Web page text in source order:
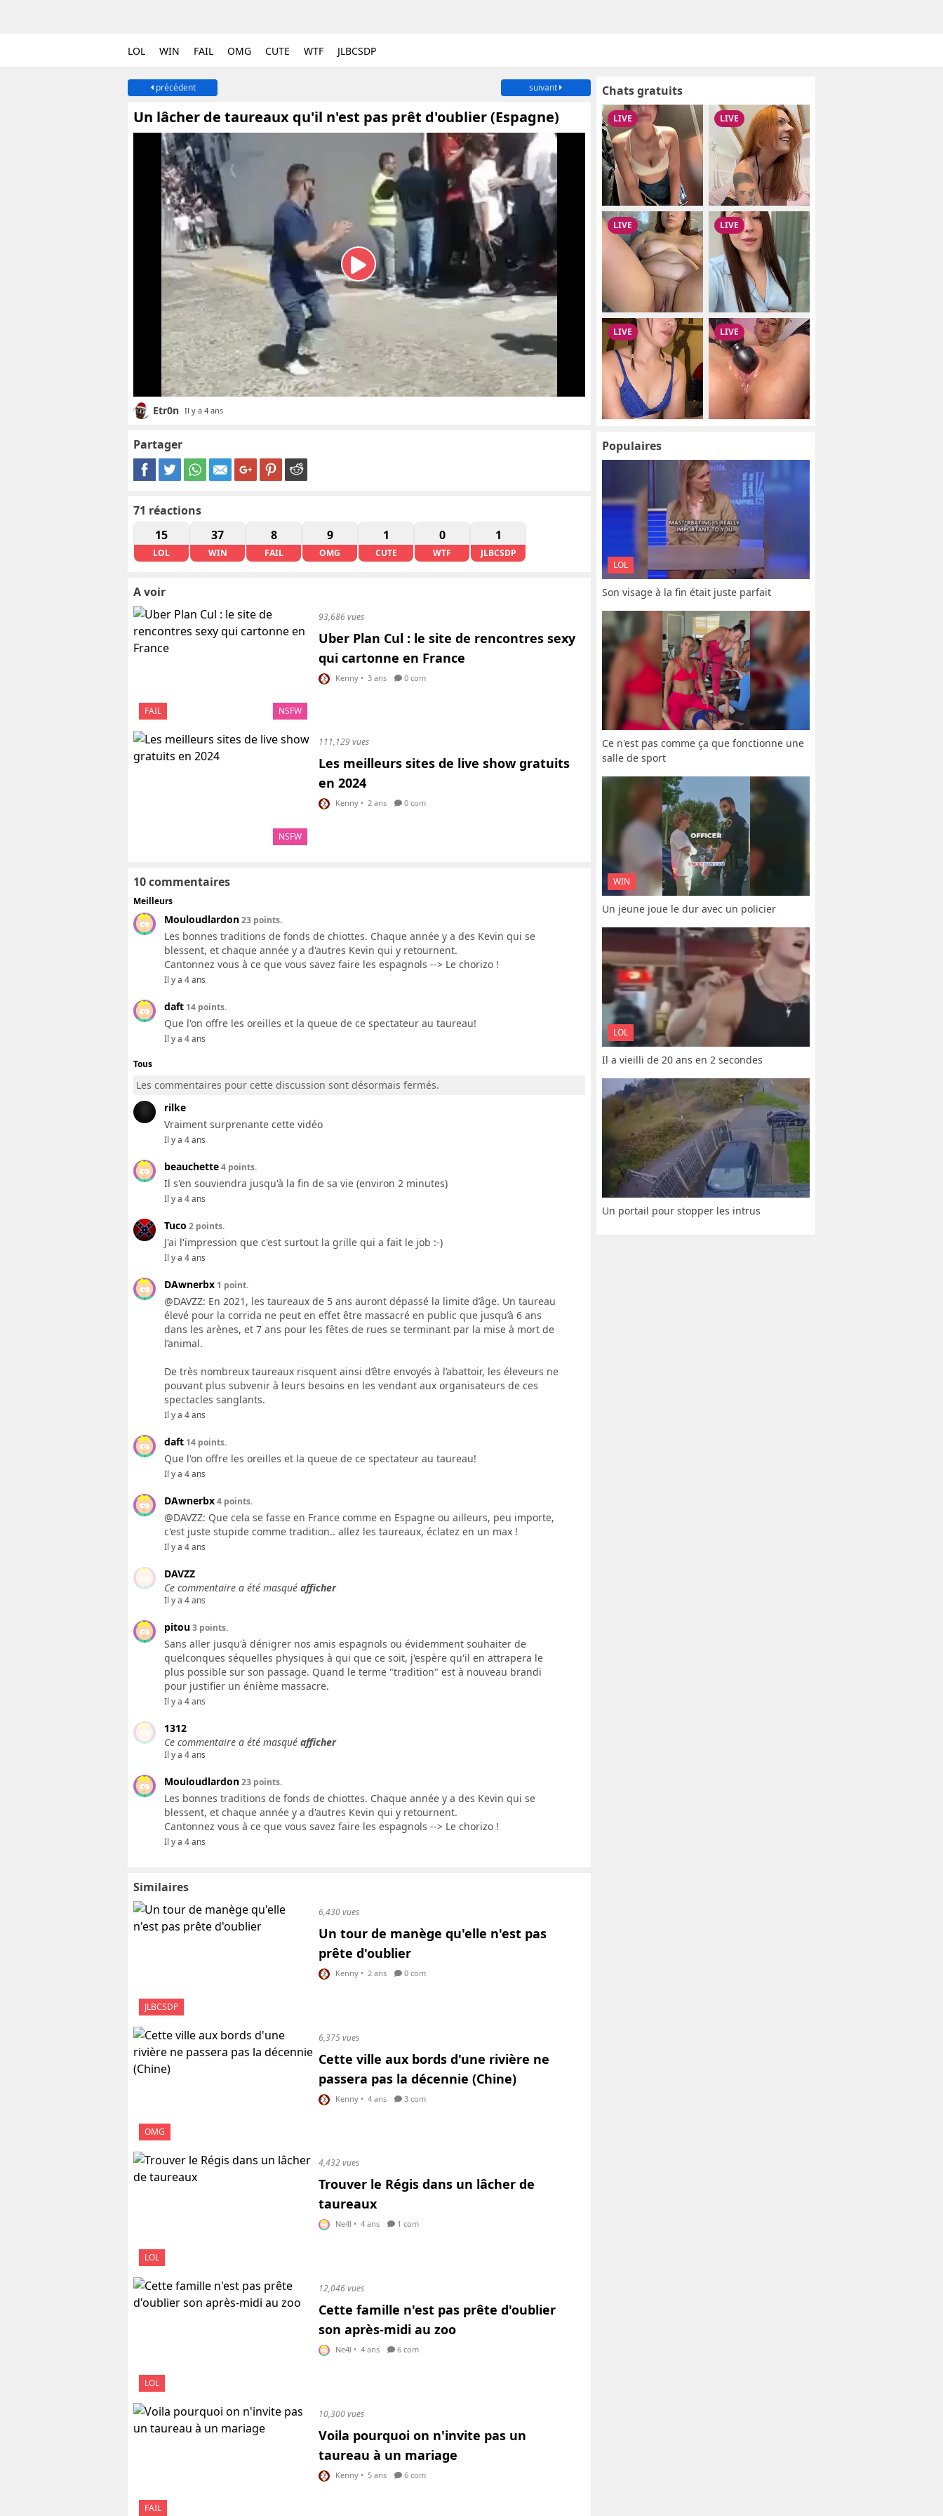
LOL WIN FAIL OMG CUTE WTF JLBCSDP
précédent suivant
Un lâcher de taureaux qu'il n'est pas prêt d'oublier (Espagne)
Etr0n Il y a 4 ans
Partager
71 réactions
15
LOL
37
WIN
8
FAIL
9
OMG
1
CUTE
0
WTF
1
JLBCSDP
A voir
FAIL NSFW
93,686 vues
Uber Plan Cul : le site de rencontres sexy
qui cartonne en France
Kenny • 3 ans 0 com
NSFW
111,129 vues
Les meilleurs sites de live show gratuits
en 2024
Kenny • 2 ans 0 com
10 commentaires
Meilleurs
Mouloudlardon23 points.
Les bonnes traditions de fonds de chiottes. Chaque année y a des Kevin qui se
blessent, et chaque année y a d'autres Kevin qui y retournent.
Cantonnez vous à ce que vous savez faire les espagnols --> Le chorizo !
Il y a 4 ans
daft 14 points.
Que l'on offre les oreilles et la queue de ce spectateur au taureau!
Il y a 4 ans
Tous
Les commentaires pour cette discussion sont désormais fermés.
rilke
Vraiment surprenante cette vidéo
Il y a 4 ans
beauchette4 points.
Il s'en souviendra jusqu'à la fin de sa vie (environ 2 minutes)
Il y a 4 ans
Tuco 2 points.
J'ai l'impression que c'est surtout la grille qui a fait le job :-)
Il y a 4 ans
DAwnerbx 1 point.
@DAVZZ: En 2021, les taureaux de 5 ans auront dépassé la limite d’âge. Un taureau
élevé pour la corrida ne peut en effet être massacré en public que jusqu’à 6 ans
dans les arènes, et 7 ans pour les fêtes de rues se terminant par la mise à mort de
l’animal.
De très nombreux taureaux risquent ainsi d’être envoyés à l’abattoir, les éleveurs ne
pouvant plus subvenir à leurs besoins en les vendant aux organisateurs de ces
spectacles sanglants.
Il y a 4 ans
daft 14 points.
Que l'on offre les oreilles et la queue de ce spectateur au taureau!
Il y a 4 ans
DAwnerbx4 points.
@DAVZZ: Que cela se fasse en France comme en Espagne ou ailleurs, peu importe,
c'est juste stupide comme tradition.. allez les taureaux, éclatez en un max !
Il y a 4 ans
DAVZZ
Ce commentaire a été masqué afficher
Il y a 4 ans
pitou3 points.
Sans aller jusqu'à dénigrer nos amis espagnols ou évidemment souhaiter de
quelconques séquelles physiques à qui que ce soit, j'espère qu'il en attrapera le
plus possible sur son passage. Quand le terme "tradition" est à nouveau brandi
pour justifier un énième massacre.
Il y a 4 ans
1312
Ce commentaire a été masqué afficher
Il y a 4 ans
Mouloudlardon23 points.
Les bonnes traditions de fonds de chiottes. Chaque année y a des Kevin qui se
blessent, et chaque année y a d'autres Kevin qui y retournent.
Cantonnez vous à ce que vous savez faire les espagnols --> Le chorizo !
Il y a 4 ans
Similaires
JLBCSDP
6,430 vues
Un tour de manège qu'elle n'est pas
prête d'oublier
Kenny • 2 ans 0 com
OMG
6,375 vues
Cette ville aux bords d'une rivière ne
passera pas la décennie (Chine)
Kenny • 4 ans 3 com
LOL
4,432 vues
Trouver le Régis dans un lâcher de
taureaux
Ne4l • 4 ans 1 com
LOL
12,046 vues
Cette famille n'est pas prête d'oublier
son après-midi au zoo
Ne4l • 4 ans 6 com
FAIL
10,300 vues
Voila pourquoi on n'invite pas un
taureau à un mariage
Kenny • 5 ans 6 com
Chats gratuits
Populaires
LOL
Son visage à la fin était juste parfait
Ce n'est pas comme ça que fonctionne une
salle de sport
WIN
Un jeune joue le dur avec un policier
LOL
Il a vieilli de 20 ans en 2 secondes
Un portail pour stopper les intrus